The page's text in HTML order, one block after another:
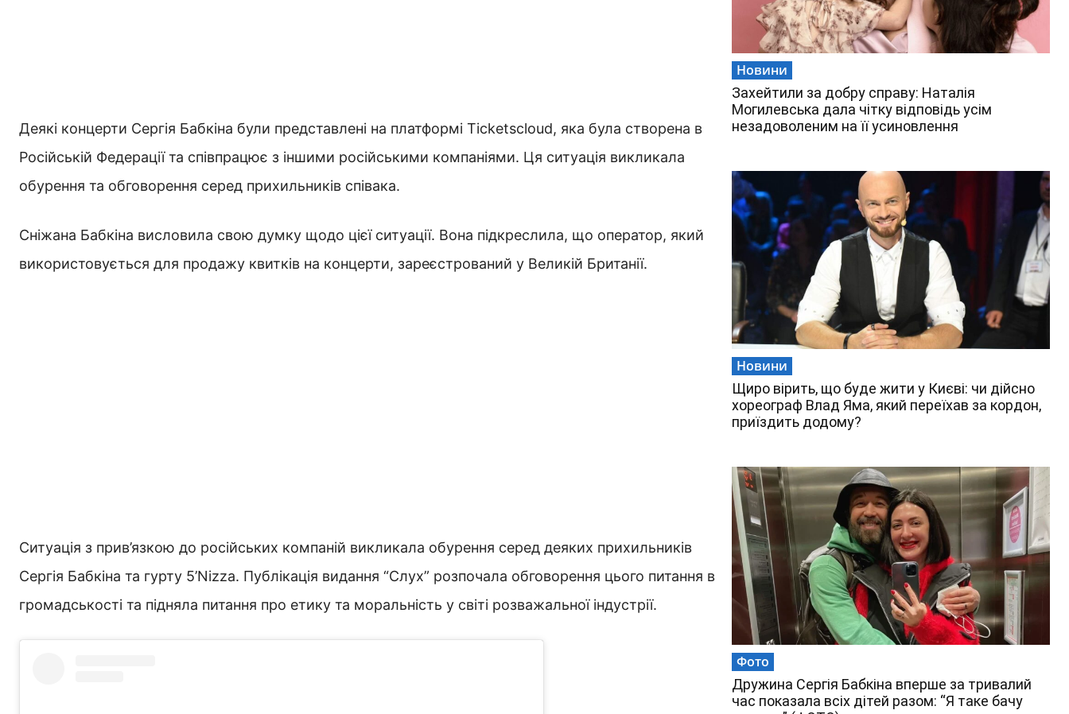
Деякі концерти Сергія Бабкіна були представлені на платформі Ticketscloud, яка була створена в
Російській Федерації та співпрацює з іншими російськими компаніями. Ця ситуація викликала
обурення та обговорення серед прихильників співака.
Сніжана Бабкіна висловила свою думку щодо цієї ситуації. Вона підкреслила, що оператор, який
використовується для продажу квитків на концерти, зареєстрований у Великій Британії.
Ситуація з прив’язкою до російських компаній викликала обурення серед деяких прихильників
Сергія Бабкіна та гурту 5’Nizza. Публікація видання “Слух” розпочала обговорення цього питання в
громадськості та підняла питання про етику та моральність у світі розважальної індустрії.
Новини
Захейтили за добру справу: Наталія
Могилевська дала чітку відповідь усім
незадоволеним на її усиновлення
Новини
Щиро вірить, що буде жити у Києві: чи дійсно
хореограф Влад Яма, який переїхав за кордон,
приїздить додому?
Фото
Дружина Сергія Бабкіна вперше за тривалий
час показала всіх дітей разом: “Я таке бачу